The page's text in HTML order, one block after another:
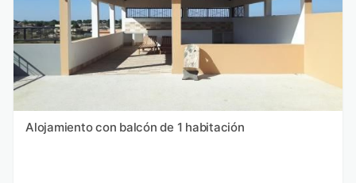
Alojamiento con balcón de 1 habitación